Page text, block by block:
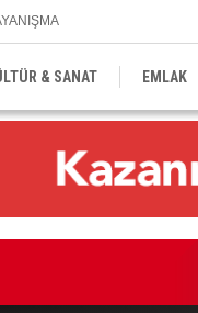
& SANAT EMLAK